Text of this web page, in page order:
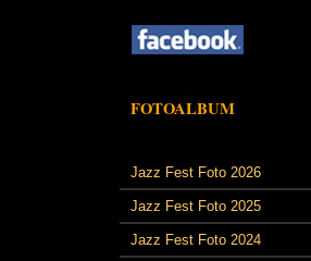
FOTOALBUM
Jazz Fest Foto 2026
Jazz Fest Foto 2025
Jazz Fest Foto 2024